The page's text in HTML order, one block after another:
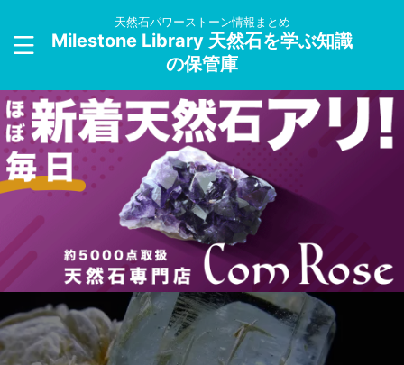
天然石パワーストーン情報まとめ
Milestone Library 天然石を学ぶ知識
の保管庫